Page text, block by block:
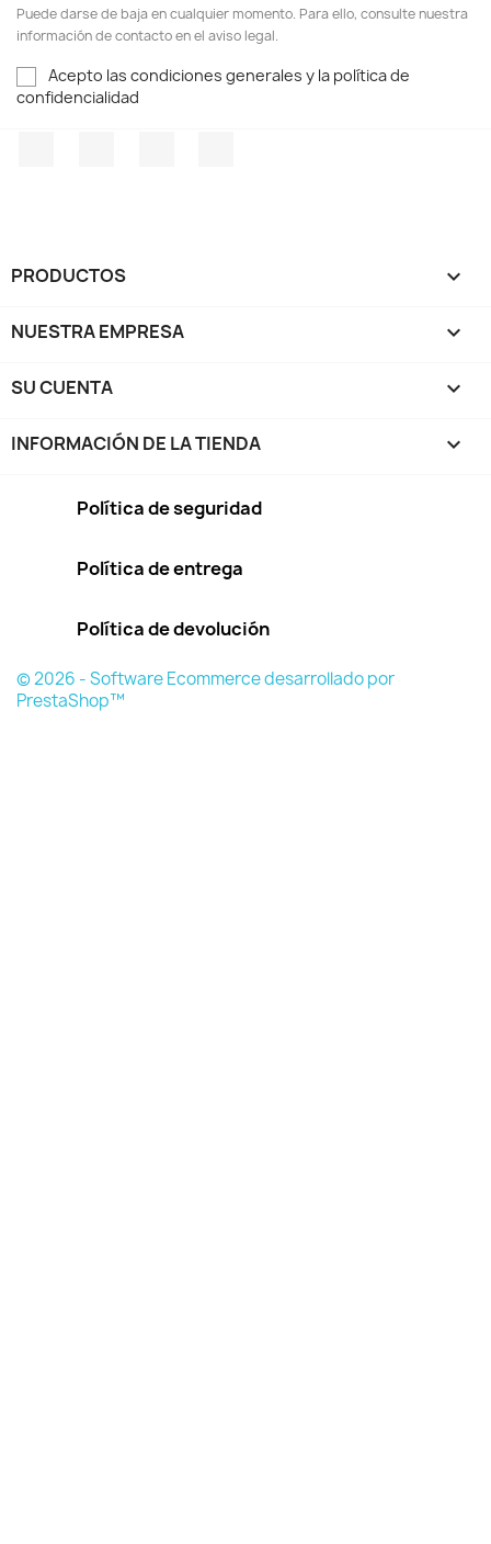
Puede darse de baja en cualquier momento. Para ello, consulte nuestra
información de contacto en el aviso legal.
Acepto las condiciones generales y la política de
confidencialidad
PRODUCTOS 
NUESTRA EMPRESA 
SU CUENTA 
INFORMACIÓN DE LA TIENDA keyboard_arrow_down
Política de seguridad
Política de entrega
Política de devolución
© 2026 - Software Ecommerce desarrollado por
PrestaShop™